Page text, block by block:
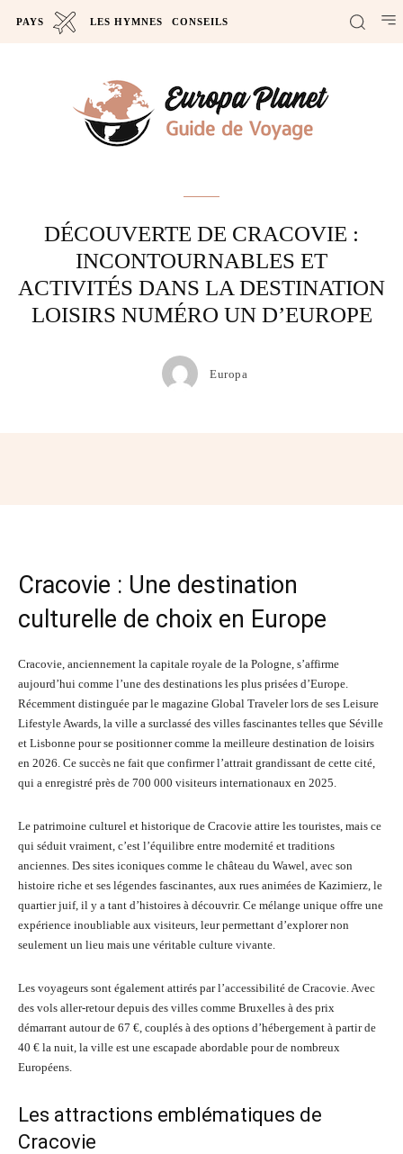
PAYS LES HYMNES CONSEILS
DÉCOUVERTE DE CRACOVIE :
INCONTOURNABLES ET
ACTIVITÉS DANS LA DESTINATION
LOISIRS NUMÉRO UN D’EUROPE
Europa
Cracovie : Une destination
culturelle de choix en Europe
Cracovie, anciennement la capitale royale de la Pologne, s’affirme
aujourd’hui comme l’une des destinations les plus prisées d’Europe.
Récemment distinguée par le magazine Global Traveler lors de ses Leisure
Lifestyle Awards, la ville a surclassé des villes fascinantes telles que Séville
et Lisbonne pour se positionner comme la meilleure destination de loisirs
en 2026. Ce succès ne fait que confirmer l’attrait grandissant de cette cité,
qui a enregistré près de 700 000 visiteurs internationaux en 2025.
Le patrimoine culturel et historique de Cracovie attire les touristes, mais ce
qui séduit vraiment, c’est l’équilibre entre modernité et traditions
anciennes. Des sites iconiques comme le château du Wawel, avec son
histoire riche et ses légendes fascinantes, aux rues animées de Kazimierz, le
quartier juif, il y a tant d’histoires à découvrir. Ce mélange unique offre une
expérience inoubliable aux visiteurs, leur permettant d’explorer non
seulement un lieu mais une véritable culture vivante.
Les voyageurs sont également attirés par l’accessibilité de Cracovie. Avec
des vols aller-retour depuis des villes comme Bruxelles à des prix
démarrant autour de 67 €, couplés à des options d’hébergement à partir de
40 € la nuit, la ville est une escapade abordable pour de nombreux
Européens.
Les attractions emblématiques de
Cracovie